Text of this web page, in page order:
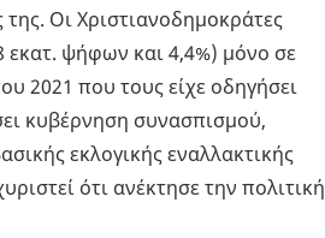
Οι Χρι­στια­νο­δη­μο­κρά­τες
ψήφων και 4,4%) μόνο σε
2021 που τους είχε οδη­γή­σει
κυ­βέρ­νη­ση συ­να­σπι­σμού,
εκλο­γι­κής εναλ­λα­κτι­κής
ότι ανέ­κτη­σε την πο­λι­τι­κή